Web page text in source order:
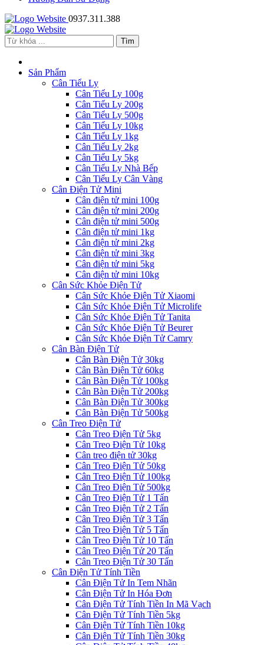
0937.311.388
Sản Phẩm
Cân Tiểu Ly
Cân Tiểu Ly 100g
Cân Tiểu Ly 200g
Cân Tiểu Ly 500g
Cân Tiểu Ly 10kg
Cân Tiểu Ly 1kg
Cân Tiểu Ly 2kg
Cân Tiểu Ly 5kg
Cân Tiểu Ly Nhà Bếp
Cân Tiểu Ly Cân Vàng
Cân Điện Tử Mini
Cân điện tử mini 100g
Cân điện tử mini 200g
Cân điện tử mini 500g
Cân điện tử mini 1kg
Cân điện tử mini 2kg
Cân điện tử mini 3kg
Cân điện tử mini 5kg
Cân điện tử mini 10kg
Cân Sức Khỏe Điện Tử
Cân Sức Khỏe Điện Tử Xiaomi
Cân Sức Khỏe Điện Tử Microlife
Cân Sức Khỏe Điện Tử Tanita
Cân Sức Khỏe Điện Tử Beurer
Cân Sức Khỏe Điện Tử Camry
Cân Bàn Điện Tử
Cân Bàn Điện Tử 30kg
Cân Bàn Điện Tử 60kg
Cân Bàn Điện Tử 100kg
Cân Bàn Điện Tử 200kg
Cân Bàn Điện Tử 300kg
Cân Bàn Điện Tử 500kg
Cân Treo Điện Tử
Cân Treo Điện Tử 5kg
Cân Treo Điện Tử 10kg
Cân treo điện tử 30kg
Cân Treo Điện Tử 50kg
Cân Treo Điện Tử 100kg
Cân Treo Điện Tử 500kg
Cân Treo Điện Tử 1 Tấn
Cân Treo Điện Tử 2 Tấn
Cân Treo Điện Tử 3 Tấn
Cân Treo Điện Tử 5 Tấn
Cân Treo Điện Tử 10 Tấn
Cân Treo Điện Tử 20 Tấn
Cân Treo Điện Tử 30 Tấn
Cân Điện Tử Tính Tiền
Cân Điện Tử In Tem Nhãn
Cân Điện Tử In Hóa Đơn
Cân Điện Tử Tính Tiền In Mã Vạch
Cân Điện Tử Tính Tiền 5kg
Cân Điện Tử Tính Tiền 10kg
Cân Điện Tử Tính Tiền 30kg